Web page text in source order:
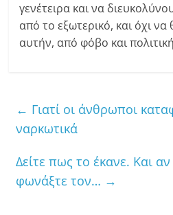
γενέτειρα και να
από το εξωτερικό, και όχι να
αυτήν, από φόβο και πολιτική
← Γιατί οι άνθρωποι
ναρκωτικά
Δείτε πως το έκανε. Και
φωνάξτε τον… →